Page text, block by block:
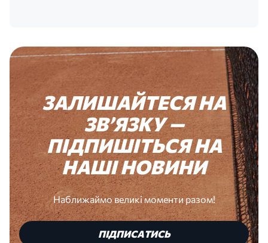
ЗАЛИШАЙТЕСЯНА
ЗВʼЯЗКУ —
ПІДПИШІТЬСЯНА
НАШІНОВИНИ
Наближаймо великі моменти разом!
ПІДПИСАТИСЬ